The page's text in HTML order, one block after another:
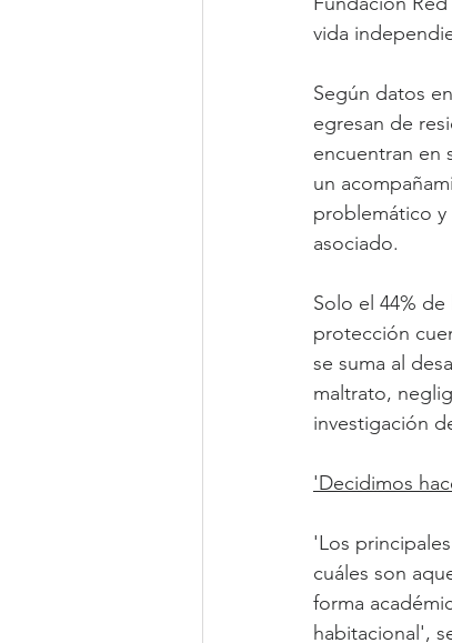
vida
Según datos
egresan de
encuentran en
un
problemático
asociado.
Solo el 44%
protección
se suma al
maltrato,
investigación
'Decidimos
'Los
cuáles son
forma
habitacional',